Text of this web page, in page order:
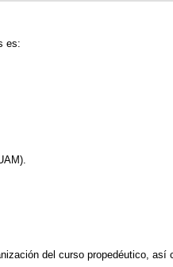
es:
del curso propedéutico, así